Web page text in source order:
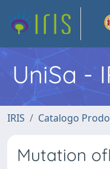
UniSa -
IRIS Catalogo
Mutation